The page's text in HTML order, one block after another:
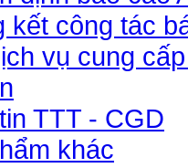
kết công tác
vụ cung
TTT - CGD
khác